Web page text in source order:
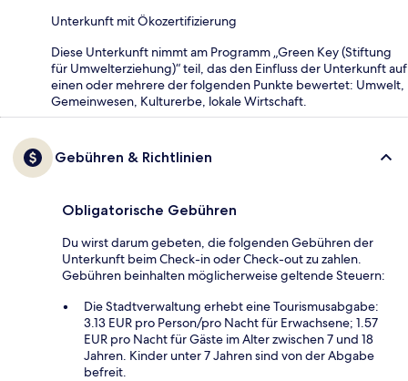
Unterkunft mit Ökozertifizierung
Diese Unterkunft nimmt am Programm „Green Key (Stiftung
für Umwelterziehung)“ teil, das den Einfluss der Unterkunft auf
einen oder mehrere der folgenden Punkte bewertet: Umwelt,
Gemeinwesen, Kulturerbe, lokale Wirtschaft.
Gebühren & Richtlinien
Obligatorische Gebühren
Du wirst darum gebeten, die folgenden Gebühren der
Unterkunft beim Check-in oder Check-out zu zahlen.
Gebühren beinhalten möglicherweise geltende Steuern:
Die Stadtverwaltung erhebt eine Tourismusabgabe:
3.13 EUR pro Person/pro Nacht für Erwachsene; 1.57
EUR pro Nacht für Gäste im Alter zwischen 7 und 18
Jahren. Kinder unter 7 Jahren sind von der Abgabe
befreit.